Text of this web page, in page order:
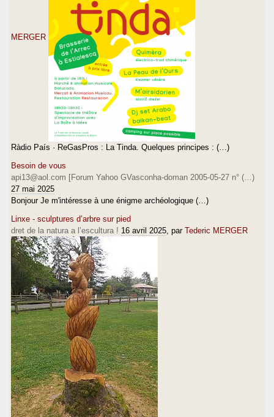
MERGER
Ràdio País · ReGasPros : La Tinda. Quelques principes : (…)
Besoin de vous
api13@aol.com [Forum Yahoo GVasconha-doman 2005-05-27 n° (…)
27 mai 2025
Bonjour Je m'intéresse à une énigme archéologique (…)
Linxe - sculptures d’arbre sur pied
dret de la natura a l’escultura ! 16 avril 2025 , par Tederic MERGER